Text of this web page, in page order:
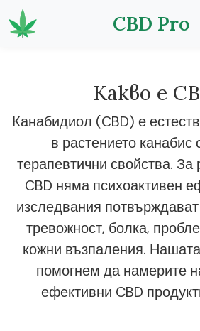
CBD Pro
Какво е
Канабидиол (CBD) е
в растението канабис
терапевтични свойства. За
CBD няма психоактивен
изследвания
тревожност, болка,
кожни възпаления.
помогнем да намерите
ефективни CBD